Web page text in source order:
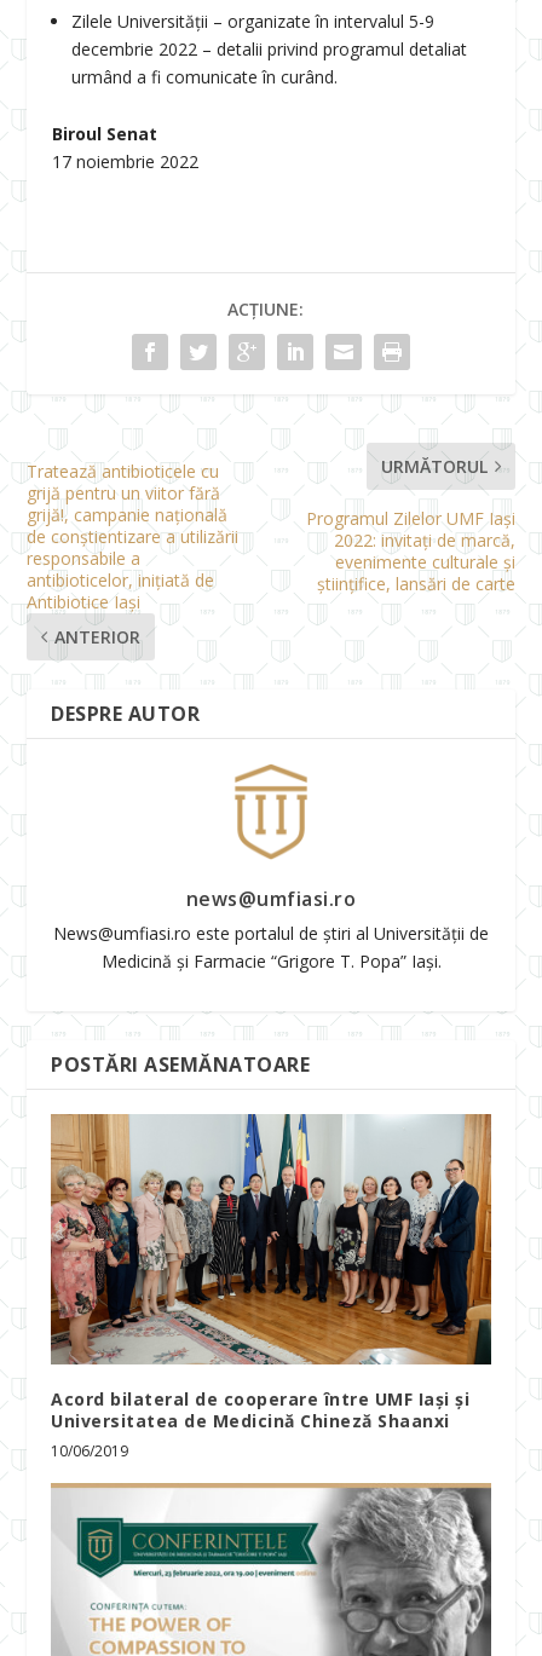
Zilele Universității – organizate în intervalul 5-9
decembrie 2022 – detalii privind programul detaliat
urmând a fi comunicate în curând.
Biroul Senat
17 noiembrie 2022
ACȚIUNE:
Tratează antibioticele cu
grijă pentru un viitor fără
grijă!, campanie națională
de conștientizare a utilizării
responsabile a
antibioticelor, inițiată de
Antibiotice Iași
ANTERIOR
URMĂTORUL
Programul Zilelor UMF Iași
2022: invitați de marcă,
evenimente culturale și
științifice, lansări de carte
DESPRE AUTOR
news@umfiasi.ro
News@umfiasi.ro este portalul de știri al Universității de
Medicină și Farmacie “Grigore T. Popa” Iași.
POSTĂRI ASEMĂNATOARE
Acord bilateral de cooperare între UMF Iași și
Universitatea de Medicină Chineză Shaanxi
10/06/2019